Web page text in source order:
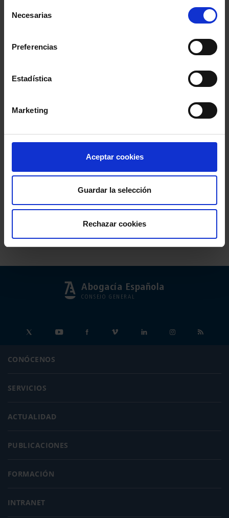
Necesarias
Preferencias
Estadística
Marketing
Aceptar cookies
Guardar la selección
Rechazar cookies
Abogacía Española
CONSEJO GENERAL
CONÓCENOS
SERVICIOS
ACTUALIDAD
PUBLICACIONES
FORMACIÓN
INTRANET